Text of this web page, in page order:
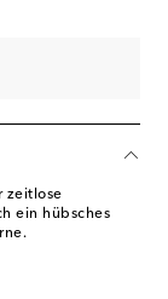
zeitlose
ein hübsches